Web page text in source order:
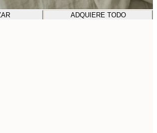
ADQUIERE TODO